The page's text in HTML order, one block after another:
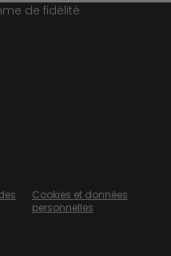
de fidélité
Cookies et données
personnelles